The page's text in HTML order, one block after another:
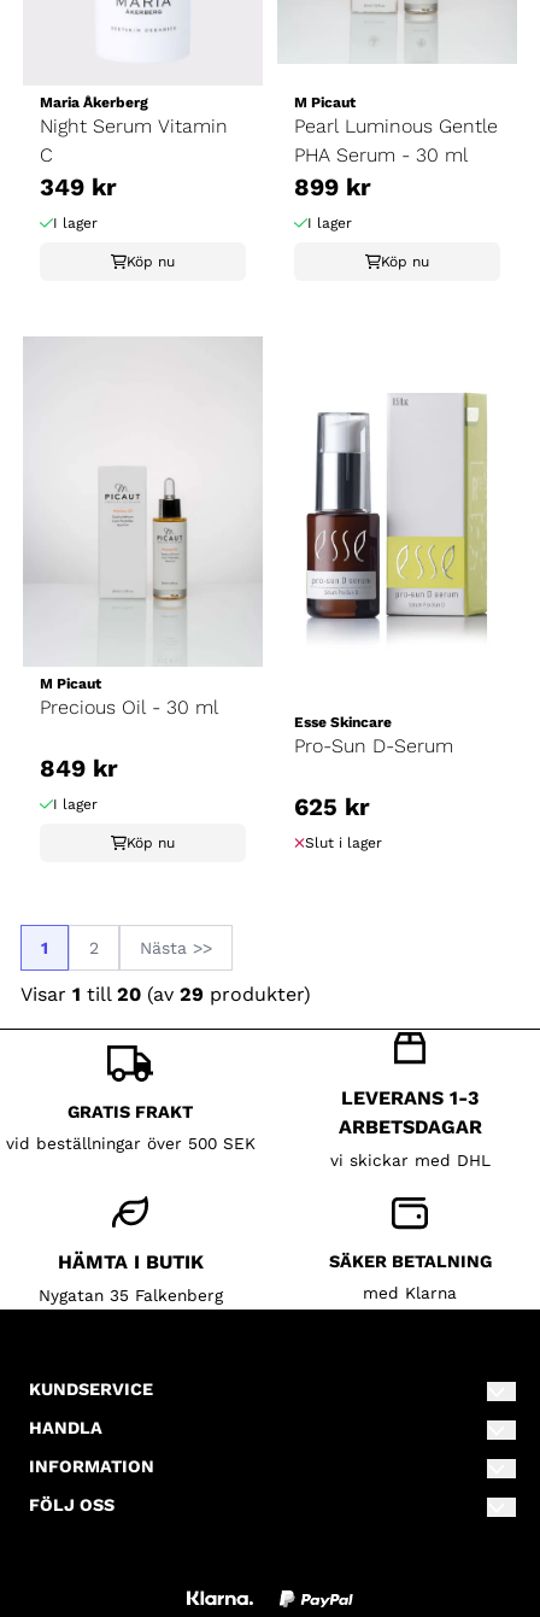
Maria Åkerberg
Night Serum Vitamin
C
349 kr
I lager
Köp nu
M Picaut
Pearl Luminous Gentle
PHA Serum - 30 ml
899 kr
I lager
Köp nu
M Picaut
Precious Oil - 30 ml
849 kr
I lager
Köp nu
Esse Skincare
Pro-Sun D-Serum
625 kr
Slut i lager
1 2 Nästa >>
Visar 1 till 20(av 29 produkter)
GRATIS FRAKT
vid beställningar över 500 SEK
LEVERANS 1-3
ARBETSDAGAR
vi skickar med DHL
HÄMTA I BUTIK
Nygatan 35 Falkenberg
SÄKER BETALNING
med Klarna
KUNDSERVICE
info@lillahalsokompaniet.se
Nygatan 35
HANDLA
Villkor
Kontakta oss
INFORMATION
Om oss
FÖLJ OSS